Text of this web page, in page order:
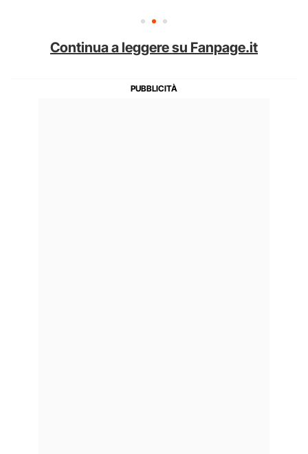
Continua a leggere su Fanpage.it